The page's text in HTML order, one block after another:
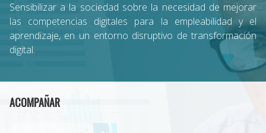
Sensibilizar a la sociedad sobre la necesidad de mejorar
las competencias digitales para la empleabilidad y el
aprendizaje, en un entorno disruptivo de transformación
digital.
ACOMPAÑAR